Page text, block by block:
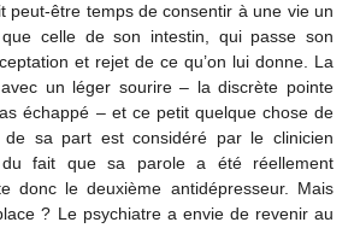
peut-être temps de consentir à une vie un
celle de son intestin, qui passe son
et rejet de ce qu’on lui donne. La
un léger sourire – la discrète pointe
échappé – et ce petit quelque chose de
de sa part est considéré par le clinicien
fait que sa parole a été réellement
donc le deuxième antidépresseur. Mais
? Le psychiatre a envie de revenir au